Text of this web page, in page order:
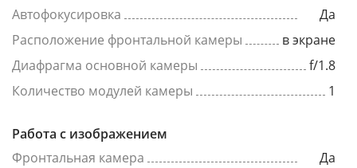
Автофокусировка
Да
Расположение фронтальной камеры
в экране
Диафрагма основной камеры
f/1.8
Количество модулей камеры
1
Работа с изображением
Фронтальная камера
Да